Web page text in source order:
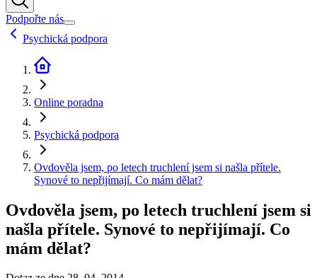
Podpořte nás
Psychická podpora
Online poradna
Psychická podpora
Ovdověla jsem, po letech truchlení jsem si našla přítele.
Synové to nepřijímají. Co mám dělat?
Ovdověla jsem, po letech truchlení jsem si
našla přítele. Synové to nepřijímají. Co
mám dělat?